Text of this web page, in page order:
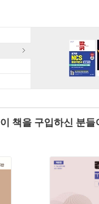
이 책을 구입하신 분